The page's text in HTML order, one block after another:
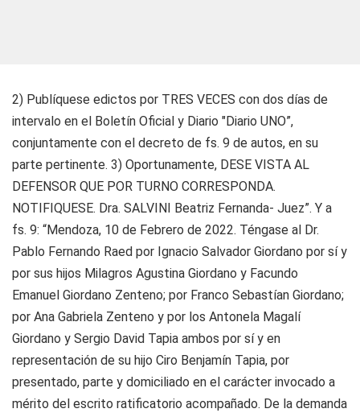
2) Publíquese edictos por TRES VECES con dos días de
intervalo en el Boletín Oficial y Diario "Diario UNO”,
conjuntamente con el decreto de fs. 9 de autos, en su
parte pertinente. 3) Oportunamente, DESE VISTA AL
DEFENSOR QUE POR TURNO CORRESPONDA.
NOTIFIQUESE. Dra. SALVINI Beatriz Fernanda- Juez”. Y a
fs. 9: “Mendoza, 10 de Febrero de 2022. Téngase al Dr.
Pablo Fernando Raed por Ignacio Salvador Giordano por sí y
por sus hijos Milagros Agustina Giordano y Facundo
Emanuel Giordano Zenteno; por Franco Sebastían Giordano;
por Ana Gabriela Zenteno y por los Antonela Magalí
Giordano y Sergio David Tapia ambos por sí y en
representación de su hijo Ciro Benjamín Tapia, por
presentado, parte y domiciliado en el carácter invocado a
mérito del escrito ratificatorio acompañado. De la demanda